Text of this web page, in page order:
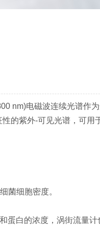
nm)电磁波连续光谱作
的紫外-可见光谱，可用
菌细胞密度。
白的浓度，涡街流量计